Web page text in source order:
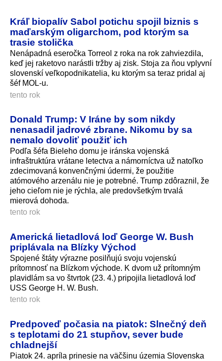
Kráľ biopalív Sabol potichu spojil biznis s
maďarským oligarchom, pod ktorým sa
trasie stolička
Nenápadná eseročka Torreol z roka na rok zahviezdila,
keď jej raketovo narástli tržby aj zisk. Stoja za ňou vplyvní
slovenskí veľkopodnikatelia, ku ktorým sa teraz pridal aj
šéf MOL-u.
tento rok
Donald Trump: V Iráne by som nikdy
nenasadil jadrové zbrane. Nikomu by sa
nemalo dovoliť použiť ich
Podľa šéfa Bieleho domu je iránska vojenská
infraštruktúra vrátane letectva a námorníctva už natoľko
zdecimovaná konvenčnými údermi, že použitie
atómového arzenálu nie je potrebné. Trump zdôraznil, že
jeho cieľom nie je rýchla, ale predovšetkým trvalá
mierová dohoda.
tento rok
Americká lietadlová loď George W. Bush
priplávala na Blízky Východ
Spojené štáty výrazne posilňujú svoju vojenskú
prítomnosť na Blízkom východe. K dvom už prítomným
plavidlám sa vo štvrtok (23. 4.) pripojila lietadlová loď
USS George H. W. Bush.
tento rok
Predpoveď počasia na piatok: Slnečný deň
s teplotami do 21 stupňov, sever bude
chladnejší
Piatok 24. apríla prinesie na väčšinu územia Slovenska